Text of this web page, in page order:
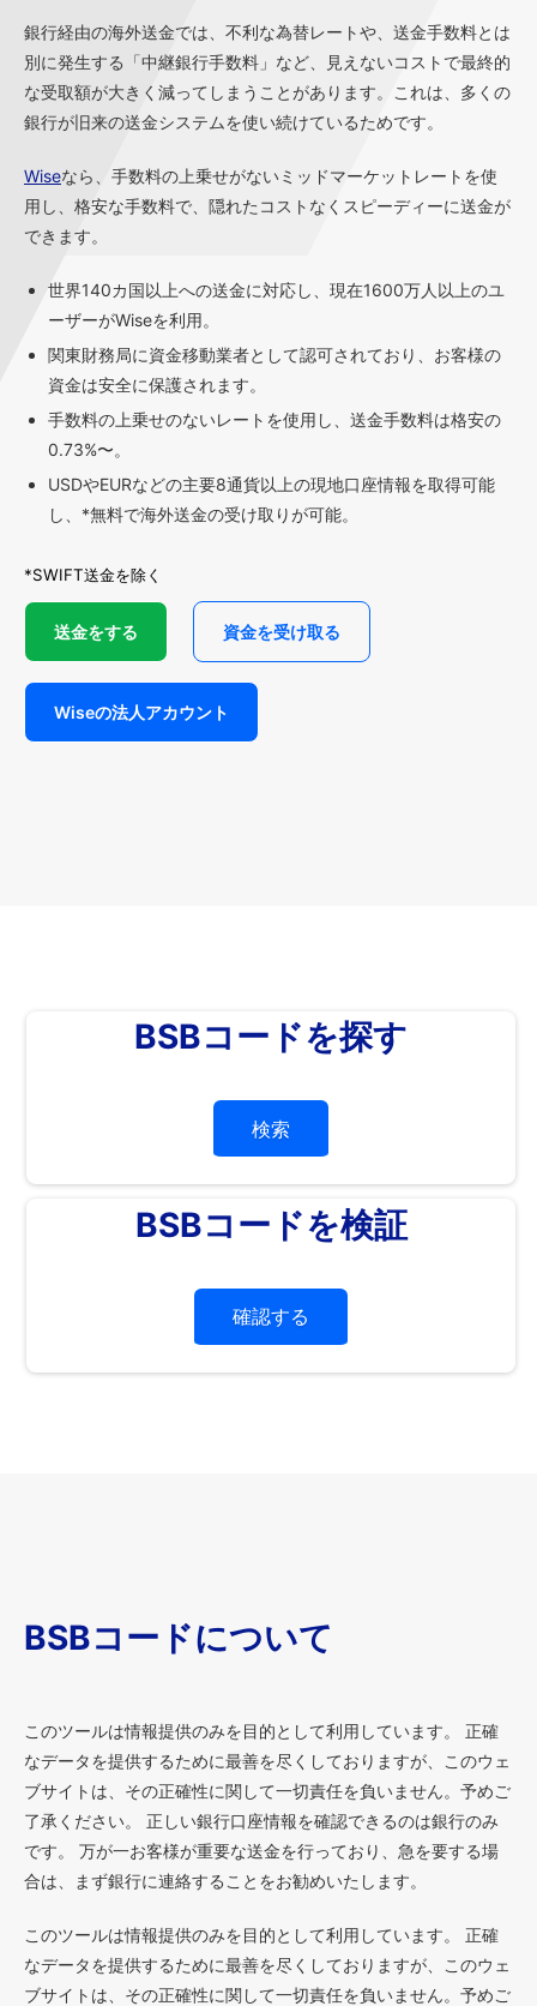
銀行経由の海外送金では、不利な為替レートや、送金手数料とは
別に発生する「中継銀行手数料」など、見えないコストで最終的
な受取額が大きく減ってしまうことがあります。これは、多くの
銀行が旧来の送金システムを使い続けているためです。
Wiseなら、手数料の上乗せがないミッドマーケットレートを使
用し、格安な手数料で、隠れたコストなくスピーディーに送金が
できます。
世界140カ国以上への送金に対応し、現在1600万人以上のユ
ーザーがWiseを利用。
関東財務局に資金移動業者として認可されており、お客様の
資金は安全に保護されます。
手数料の上乗せのないレートを使用し、送金手数料は格安の
0.73%〜。
USDやEURなどの主要8通貨以上の現地口座情報を取得可能
し、*無料で海外送金の受け取りが可能。
*SWIFT送金を除く
送金をする 資金を受け取る
Wiseの法人アカウント
BSBコードを探す
検索
BSBコードを検証
確認する
BSBコードについて
このツールは情報提供のみを目的として利用しています。 正確
なデータを提供するために最善を尽くしておりますが、このウェ
ブサイトは、その正確性に関して一切責任を負いません。予めご
了承ください。 正しい銀行口座情報を確認できるのは銀行のみ
です。 万が一お客様が重要な送金を行っており、急を要する場
合は、まず銀行に連絡することをお勧めいたします。
このツールは情報提供のみを目的として利用しています。 正確
なデータを提供するために最善を尽くしておりますが、このウェ
ブサイトは、その正確性に関して一切責任を負いません。予めご